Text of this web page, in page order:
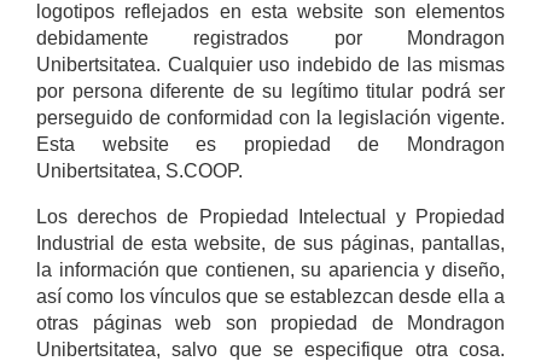
logotipos reflejados en esta website son elementos
debidamente registrados por Mondragon
Unibertsitatea. Cualquier uso indebido de las mismas
por persona diferente de su legítimo titular podrá ser
perseguido de conformidad con la legislación vigente.
Esta website es propiedad de Mondragon
Unibertsitatea, S.COOP.
Los derechos de Propiedad Intelectual y Propiedad
Industrial de esta website, de sus páginas, pantallas,
la información que contienen, su apariencia y diseño,
así como los vínculos que se establezcan desde ella a
otras páginas web son propiedad de Mondragon
Unibertsitatea, salvo que se especifique otra cosa.